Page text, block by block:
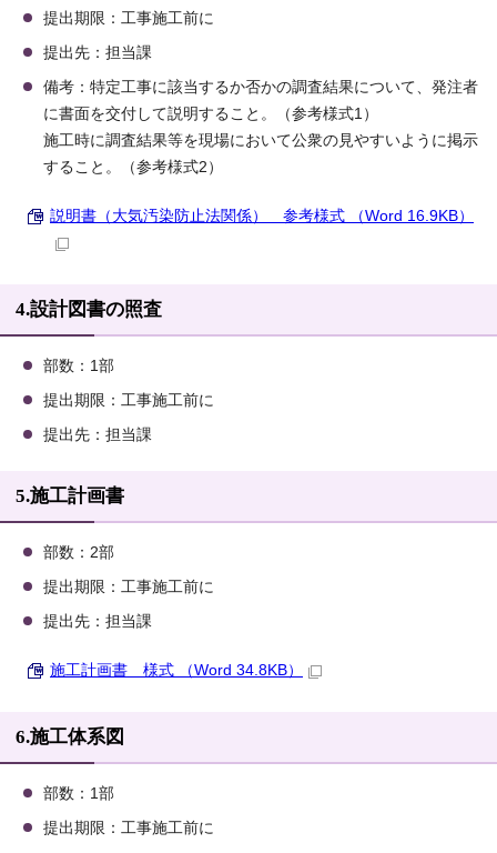
提出期限：工事施工前に
提出先：担当課
備考：特定工事に該当するか否かの調査結果について、発注者
に書面を交付して説明すること。（参考様式1）
施工時に調査結果等を現場において公衆の見やすいように掲示
すること。（参考様式2）
説明書（大気汚染防止法関係） 参考様式 （Word 16.9KB）
4.設計図書の照査
部数：1部
提出期限：工事施工前に
提出先：担当課
5.施工計画書
部数：2部
提出期限：工事施工前に
提出先：担当課
施工計画書 様式 （Word 34.8KB）
6.施工体系図
部数：1部
提出期限：工事施工前に